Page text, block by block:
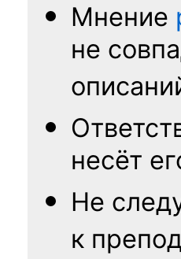
Мнение
не
несёт
Не
к